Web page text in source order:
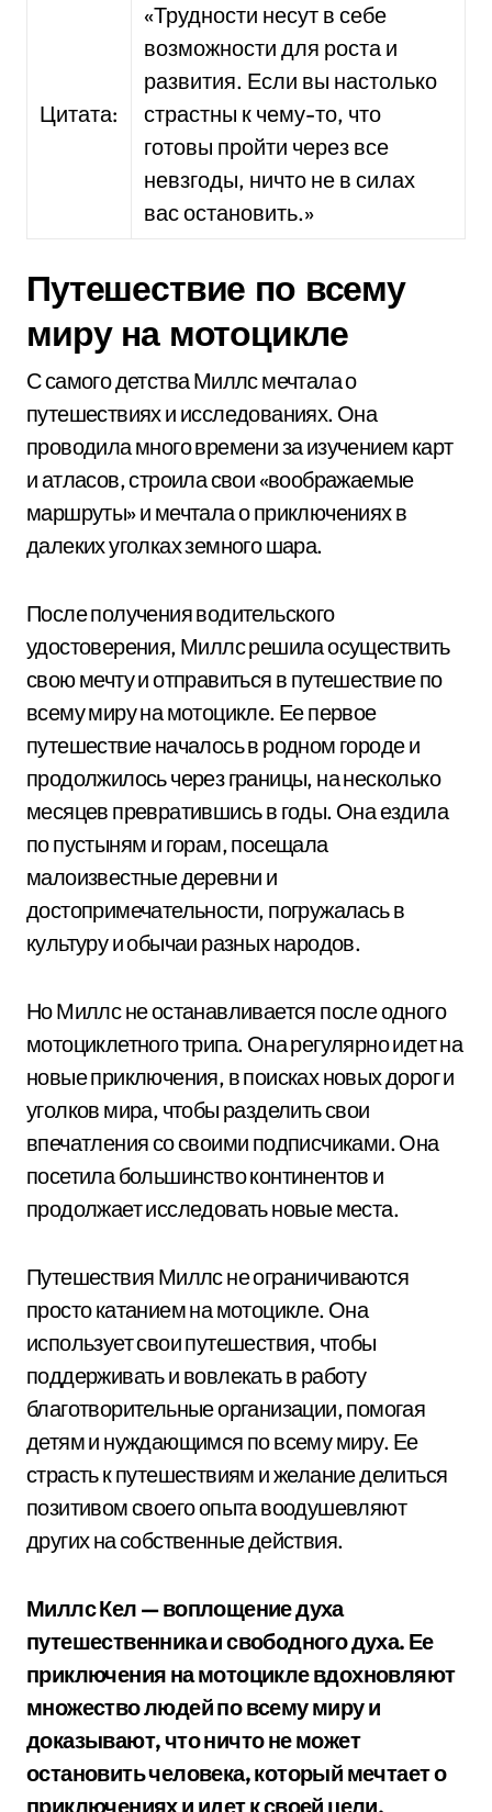
Цитата:
«Трудности несут в себе
возможности для роста и
развития. Если вы настолько
страстны к чему-то, что
готовы пройти через все
невзгоды, ничто не в силах
вас остановить.»
Путешествие по всему
миру на мотоцикле
С самого детства Миллс мечтала о
путешествиях и исследованиях. Она
проводила много времени за изучением карт
и атласов, строила свои «воображаемые
маршруты» и мечтала о приключениях в
далеких уголках земного шара.
После получения водительского
удостоверения, Миллс решила осуществить
свою мечту и отправиться в путешествие по
всему миру на мотоцикле. Ее первое
путешествие началось в родном городе и
продолжилось через границы, на несколько
месяцев превратившись в годы. Она ездила
по пустыням и горам, посещала
малоизвестные деревни и
достопримечательности, погружалась в
культуру и обычаи разных народов.
Но Миллс не останавливается после одного
мотоциклетного трипа. Она регулярно идет на
новые приключения, в поисках новых дорог и
уголков мира, чтобы разделить свои
впечатления со своими подписчиками. Она
посетила большинство континентов и
продолжает исследовать новые места.
Путешествия Миллс не ограничиваются
просто катанием на мотоцикле. Она
использует свои путешествия, чтобы
поддерживать и вовлекать в работу
благотворительные организации, помогая
детям и нуждающимся по всему миру. Ее
страсть к путешествиям и желание делиться
позитивом своего опыта воодушевляют
других на собственные действия.
Миллс Кел — воплощение духа
путешественника и свободного духа. Ее
приключения на мотоцикле вдохновляют
множество людей по всему миру и
доказывают, что ничто не может
остановить человека, который мечтает о
приключениях и идет к своей цели.